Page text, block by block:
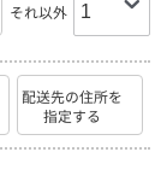
それ以外
配送先の住所を
指定する